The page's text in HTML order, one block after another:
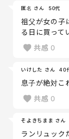
匿名 さん 50代
祖父が女の子
る日に買って
共感 0
いけした さん 40
息子が絶対こ
共感 0
そよきちまま さん
ランリュック